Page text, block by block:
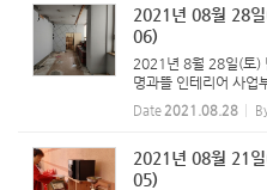
2021년 08월 28일
06)
2021년 8월 28일(토)
명과뜰 인테리어 사업
창문을 가리고 있던
었다.이제부터는 8층
Date 2021.08.28
2021년 08월 21일
05)